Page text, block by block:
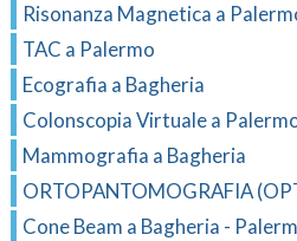
Risonanza Magnetica a
TAC a Palermo
Ecografia a Bagheria
Colonscopia Virtuale a
Mammografia a Bagheria
ORTOPANTOMOGRAFIA
Cone Beam a Bagheria -